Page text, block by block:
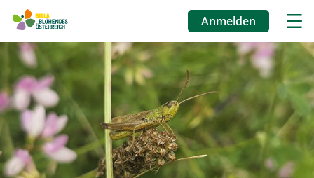
Direkt
zum
Inhalt
Benutzermenü
Anmelden
Image